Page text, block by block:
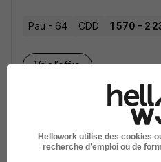
Pau - 64 CDD 1 570 - 2
Voir l’offre
Hellowork utilise des cookies
recherche d’emploi ou de